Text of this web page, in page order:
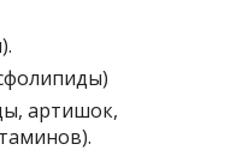
артишок,